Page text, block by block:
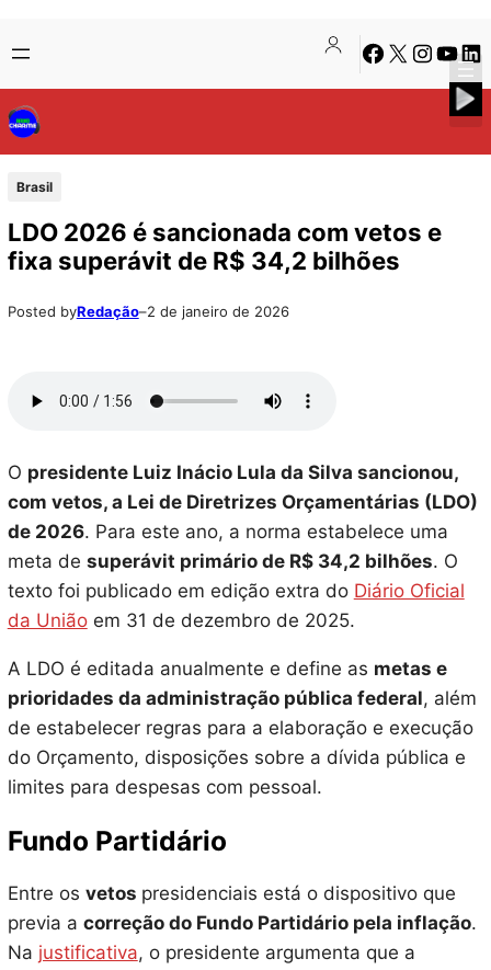
para
o
conteúdo
to
content
Facebook
X Instagram
Brasil
LDO 2026 é sancionada com vetos e
fixa superávit de R$ 34,2 bilhões
Posted byRedação–2 de janeiro de 2026
O presidente Luiz Inácio Lula da Silva sancionou,
com vetos, a Lei de Diretrizes Orçamentárias (LDO)
de 2026. Para este ano, a norma estabelece uma
meta de superávit primário de R$ 34,2 bilhões. O
texto foi publicado em edição extra do Diário Oficial
da Uniãoem 31 de dezembro de 2025.
A LDO é editada anualmente e define as metas e
prioridades da administração pública federal, além
de estabelecer regras para a elaboração e execução
do Orçamento, disposições sobre a dívida pública e
limites para despesas com pessoal.
Fundo Partidário
Entre os vetos presidenciais está o dispositivo que
previa a correção do Fundo Partidário pela inflação.
Na justificativa, o presidente argumenta que a